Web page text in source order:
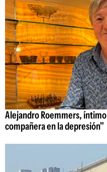
Alejandro Roemmers,
compañera en la depresión"